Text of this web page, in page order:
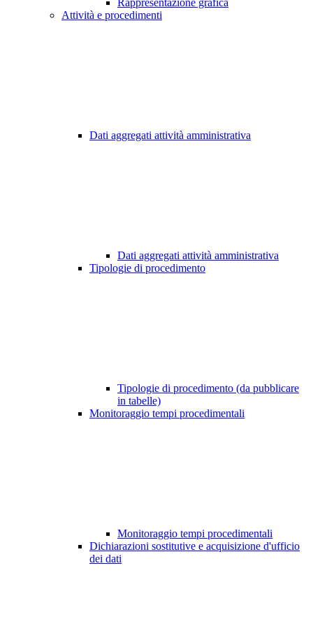
Rappresentazione grafica
Attività e procedimenti
Dati aggregati attività amministrativa
Dati aggregati attività amministrativa
Tipologie di procedimento
Tipologie di procedimento (da pubblicare
in tabelle)
Monitoraggio tempi procedimentali
Monitoraggio tempi procedimentali
Dichiarazioni sostitutive e acquisizione d'ufficio
dei dati